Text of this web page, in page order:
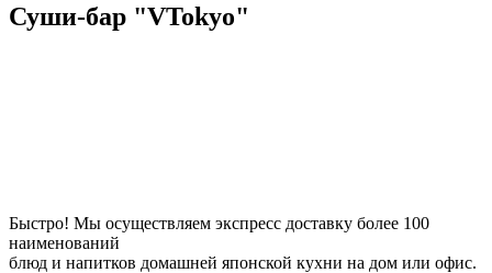
Суши-бар "VTokyo"
Быстро! Мы осуществляем экспресс доставку более 100
наименований
блюд и напитков домашней японской кухни на дом или офис.